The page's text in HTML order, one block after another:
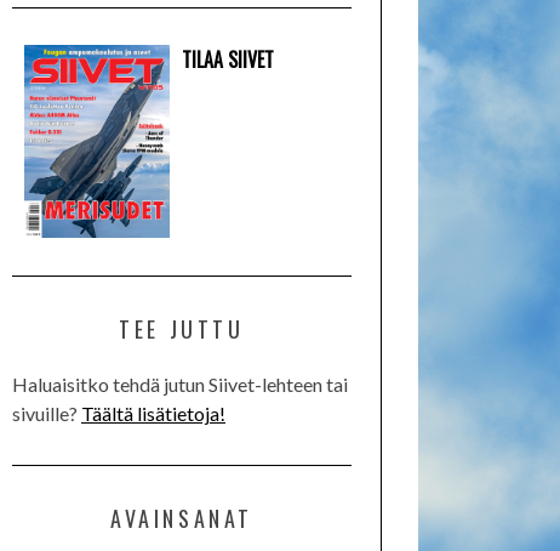
TILAA SIIVET
TEE JUTTU
Haluaisitko tehdä jutun Siivet-lehteen tai
sivuille? Täältä lisätietoja!
AVAINSANAT